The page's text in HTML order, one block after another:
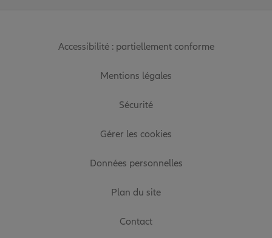
Accessibilité : partiellement conforme
Mentions légales
Sécurité
Gérer les cookies
Données personnelles
Plan du site
Contact